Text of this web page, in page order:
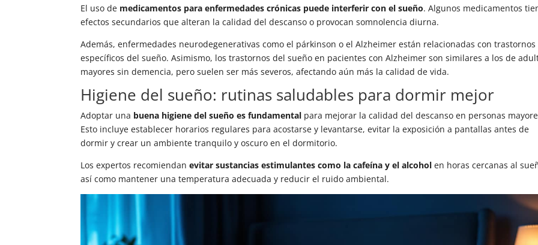
El uso de medicamentos para enfermedades crónicas puede interferir con el sueño. Algunos medicamentos
efectos secundarios que alteran la calidad del descanso o provocan somnolencia diurna.
Además, enfermedades neurodegenerativas como el párkinson o el Alzheimer están relacionadas con trastornos
específicos del sueño. Asimismo, los trastornos del sueño en pacientes con Alzheimer son similares a los de
mayores sin demencia, pero suelen ser más severos, afectando aún más la calidad de vida.
Higiene del sueño: rutinas saludables para dormir mejor
Adoptar una buena higiene del sueño es fundamental para mejorar la calidad del descanso en personas
Esto incluye establecer horarios regulares para acostarse y levantarse, evitar la exposición a pantallas antes de
dormir y crear un ambiente tranquilo y oscuro en el dormitorio.
Los expertos recomiendanevitar sustancias estimulantes como la cafeína y el alcohol en horas cercanas al
así como mantener una temperatura adecuada y reducir el ruido ambiental.